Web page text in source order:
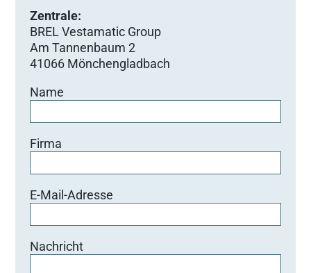
Zentrale:
BREL Vestamatic Group
Am Tannenbaum 2
41066 Mönchengladbach
Name
Firma
E-Mail-Adresse
Nachricht